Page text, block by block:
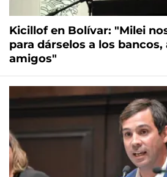
Kicillof en Bolívar: "Milei
para dárselos a los bancos,
amigos"